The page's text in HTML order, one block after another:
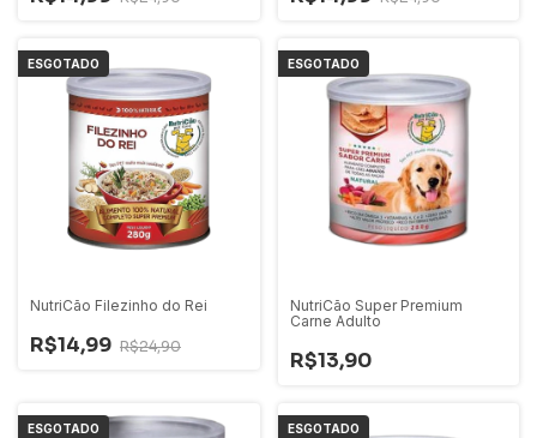
ESGOTADO
NutriCão Filezinho do Rei
R$14,99 R$24,90
ESGOTADO
NutriCão Super Premium
Carne Adulto
R$13,90
ESGOTADO ESGOTADO